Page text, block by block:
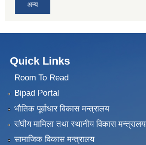
अन्य
Quick Links
Room To Read
Bipad Portal
भौतिक पूर्वाधार विकास मन्त्रालय
संघीय मामिला तथा स्थानीय विकास मन्त्रालय
सामाजिक विकास मन्त्रालय